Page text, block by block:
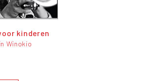
kinderen
Winokio